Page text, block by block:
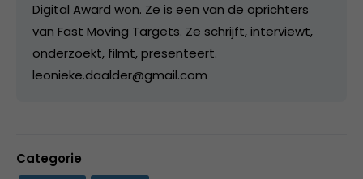
Digital Award won. Ze is een van de oprichters
van Fast Moving Targets. Ze schrijft, interviewt,
onderzoekt, filmt, presenteert.
leonieke.daalder@gmail.com
Categorie